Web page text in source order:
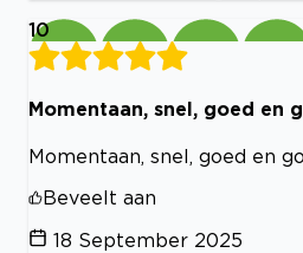
10
Momentaan, snel, goed en
Momentaan, snel, goed en
Beveelt aan
18 September 2025